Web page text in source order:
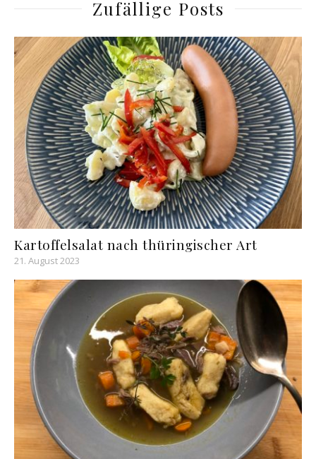
Zufällige Posts
Kartoffelsalat nach thüringischer Art
21. August 2023